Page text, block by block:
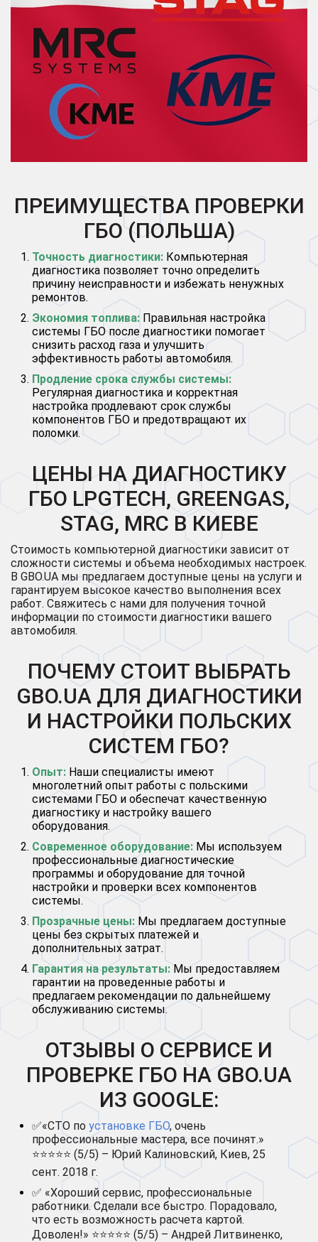
ПРЕИМУЩЕСТВА ПРОВЕРКИ
ГБО (ПОЛЬША)
Точность диагностики: Компьютерная
диагностика позволяет точно определить
причину неисправности и избежать ненужных
ремонтов.
Экономия топлива: Правильная настройка
системы ГБО после диагностики помогает
снизить расход газа и улучшить
эффективность работы автомобиля.
Продление срока службы системы:
Регулярная диагностика и корректная
настройка продлевают срок службы
компонентов ГБО и предотвращают их
поломки.
ЦЕНЫ НА ДИАГНОСТИКУ
ГБО LPGTECH, GREENGAS,
STAG, MRC В КИЕВЕ
Стоимость компьютерной диагностики зависит от
сложности системы и объема необходимых настроек.
В GBO.UA мы предлагаем доступные цены на услуги и
гарантируем высокое качество выполнения всех
работ. Свяжитесь с нами для получения точной
информации по стоимости диагностики вашего
автомобиля.
ПОЧЕМУ СТОИТ ВЫБРАТЬ
GBO.UA ДЛЯ ДИАГНОСТИКИ
И НАСТРОЙКИ ПОЛЬСКИХ
СИСТЕМ ГБО?
Опыт: Наши специалисты имеют
многолетний опыт работы с польскими
системами ГБО и обеспечат качественную
диагностику и настройку вашего
оборудования.
Современное оборудование: Мы используем
профессиональные диагностические
программы и оборудование для точной
настройки и проверки всех компонентов
системы.
Прозрачные цены: Мы предлагаем доступные
цены без скрытых платежей и
дополнительных затрат.
Гарантия на результаты:Мы предоставляем
гарантии на проведенные работы и
предлагаем рекомендации по дальнейшему
обслуживанию системы.
ОТЗЫВЫ О СЕРВИСЕ И
ПРОВЕРКЕ ГБО НА GBO.UA
ИЗ GOOGLE:
✅«СТО по установке ГБО, очень
профессиональные мастера, все починят.»
⭐⭐⭐⭐⭐ (5/5) – Юрий Калиновский, Киев, 25
сент. 2018 г.
✅ «Хороший сервис, профессиональные
работники. Сделали все быстро. Порадовало,
что есть возможность расчета картой.
Доволен!» ⭐⭐⭐⭐⭐ (5/5) – Андрей Литвиненко,